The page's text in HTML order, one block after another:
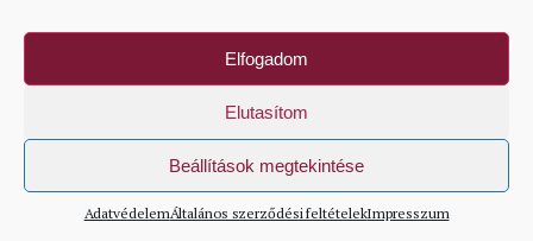
Elfogadom
Elutasítom
Beállítások megtekintése
AdatvédelemÁltalános szerződési feltételekImpresszum